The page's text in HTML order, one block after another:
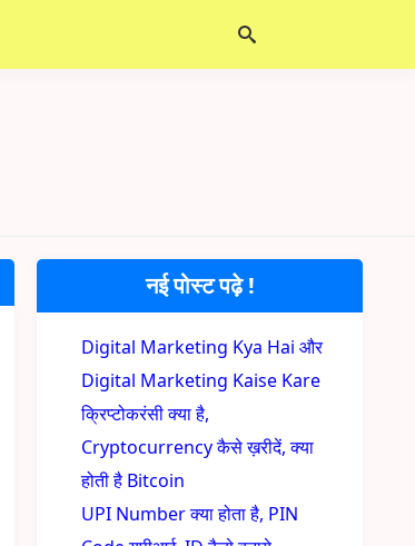
नई पोस्ट पढ़े !
Digital Marketing Kya Hai और
Digital Marketing Kaise Kare
क्रिप्टोकरंसी क्या है,
Cryptocurrency कैसे ख़रीदें, क्या
होती है Bitcoin
UPI Number क्या होता है, PIN